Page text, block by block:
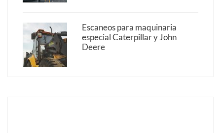
Escaneos para maquinaria
especial Caterpillar y John
Deere